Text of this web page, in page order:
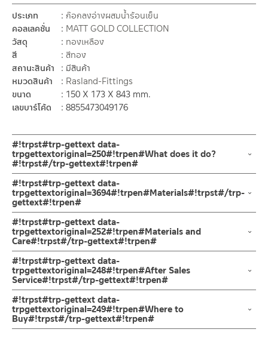
ประเภท
ก๊อกลงอ่างผสมน้ำร้อนเย็น
คอลเลคชั่น
MATT GOLD COLLECTION
วัสดุ
ทองเหลือง
สี
สีทอง
สถานะสินค้า
มีสินค้า
หมวดสินค้า
Rasland-Fittings
ขนาด
150 X 173 X 843 mm.
เลขบาร์โค้ด
8855473049176
#!trpst#trp-gettext data-
trpgettextoriginal=250#!trpen#What does it do?
#!trpst#/trp-gettext#!trpen#
ประเภท/ชนิดสินค้า
ก๊อกผสมน้ำร้อนเย็น
รูปแบบการใช้งาน/การใช้งานพิเศษ
ก๊อกขึ้นจากพื้นผสมน้ำร้อนเย็น
สี
โครเมียมเงา
วัสดุ
ผลิตจากทองเหลือง
#!trpst#trp-gettext data-
trpgettextoriginal=3694#!trpen#Materials#!trpst#/trp-
gettext#!trpen#
ผลิตจากทองเหลือง ไม่เป็นสนิม ทนทานต่อการกัดกร่อน
#!trpst#trp-gettext data-
trpgettextoriginal=252#!trpen#Materials and
Care#!trpst#/trp-gettext#!trpen#
คำแนะนำในการดูแลรักษาผลิตภัณฑ์
1. ไม่ทำสินค้าให้เกิดความเสียหายอื่น ๆ นอกจากการใช้งานปกติ เช่นไม่
ทำตก ไม่งัดหรือโยกสินค้าแรงๆ
2. ทำความสะอาดสินค้าโดยการใช้ผ้านุ่มๆชุบน้ำหมาดๆแล้วเช็ดให้แห้ง
3. ห้ามใช้สารเคมีที่มีฤทธิ์เป็นกรด ในการทำความสะอาด เนื่องจากผิว
ของสินค้าจะเสียหายได้
4. ห้ามใช้แปรง วัสดุแข็ง หยาบ ห้ามใช้ฝอยขัดทำความสะอาด ขัดหรือถู
#!trpst#trp-gettext data-
trpgettextoriginal=248#!trpen#After Sales
Service#!trpst#/trp-gettext#!trpen#
ช่องทางออนไลน์
– Email: contact@charnpaiboon.com
– LINE: @Rasland
#!trpst#trp-gettext data-
trpgettextoriginal=249#!trpen#Where to
Buy#!trpst#/trp-gettext#!trpen#